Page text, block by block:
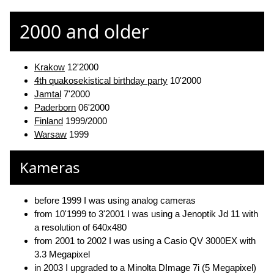
2000 and older
Krakow 12'2000
4th quakosekistical birthday party 10'2000
Jamtal 7'2000
Paderborn 06'2000
Finland 1999/2000
Warsaw 1999
Kameras
before 1999 I was using analog cameras
from 10'1999 to 3'2001 I was using a Jenoptik Jd 11 with
a resolution of 640x480
from 2001 to 2002 I was using a Casio QV 3000EX with
3.3 Megapixel
in 2003 I upgraded to a Minolta DImage 7i (5 Megapixel)